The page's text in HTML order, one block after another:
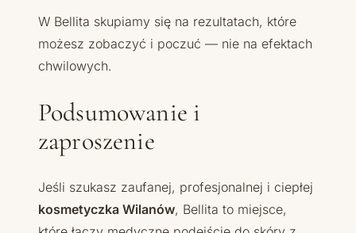
W Bellita skupiamy się na rezultatach, które
możesz zobaczyć i poczuć — nie na efektach
chwilowych.
Podsumowanie i
zaproszenie
Jeśli szukasz zaufanej, profesjonalnej i ciepłej
kosmetyczka Wilanów, Bellita to miejsce,